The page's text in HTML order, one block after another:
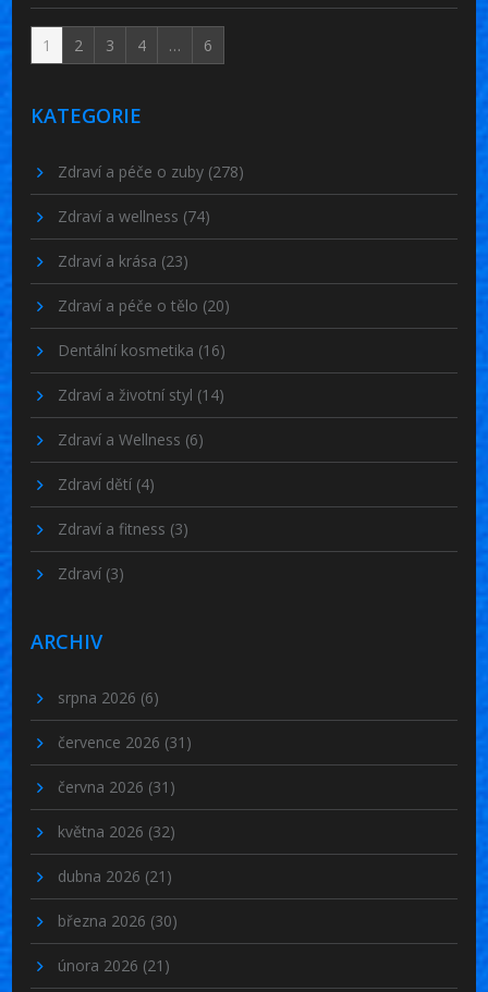
1 2 3 4 … 6
KATEGORIE
Zdraví a péče o zuby (278)
Zdraví a wellness (74)
Zdraví a krása (23)
Zdraví a péče o tělo (20)
Dentální kosmetika (16)
Zdraví a životní styl (14)
Zdraví a Wellness (6)
Zdraví dětí (4)
Zdraví a fitness (3)
Zdraví (3)
ARCHIV
srpna 2026 (6)
července 2026 (31)
června 2026 (31)
května 2026 (32)
dubna 2026 (21)
března 2026 (30)
února 2026 (21)